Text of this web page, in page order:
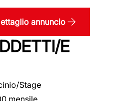
annuncio
E
Stage
mensile